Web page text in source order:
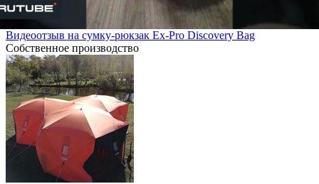
Видеоотзыв на сумку-рюкзак Ex-Pro Discovery Bag
Собственное производство